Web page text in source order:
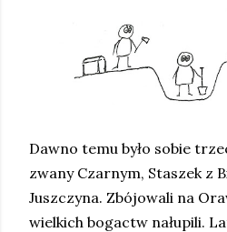
Dawno temu było sobie
zwany Czarnym, Staszek z
Juszczyna. Zbójowali na
wielkich bogactw nałupili.